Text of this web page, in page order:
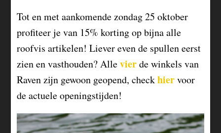
Tot en met aankomende zondag 25 oktober
profiteer je van 15% korting op bijna alle
roofvis artikelen! Liever even de spullen eerst
zien en vasthouden? Allevierde winkels van
Raven zijn gewoon geopend, checkhiervoor
de actuele openingstijden!